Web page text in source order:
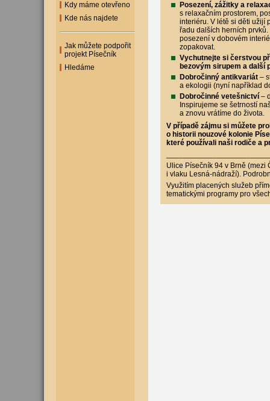
Kdy máme otevřeno
Kde nás najdete
Jak můžete podpořit
projekt Písečník
Hledáme
Posezení, zážitky a
s relaxačním prostorem,
interiéru. V létě si děti užijí
řadu dalších herních
posezení v dobovém
zopakovat.
Vychutnejte si čerstvou
bezovým sirupem a další
Dobročinný antikvariát–
a ekologii (nyní například
Dobročinné vetešnictví–
Inspirujeme se šetrností
a znovu vrátíme do života.
V případě zájmu si můžete
o historii nouzové kolonie
které používali naši rodiče a
Ulice Písečník 94 v Brně (mezi
i vlaku Lesná-nádraží).
Využitím placených služeb
tematickými programy pro